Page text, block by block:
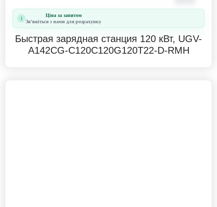
i Ціна за запитом
Звʼяжіться з нами для розрахунку
Быстрая зарядная станция 120 кВт, UGV-
A142CG-C120C120G120T22-D-RMH